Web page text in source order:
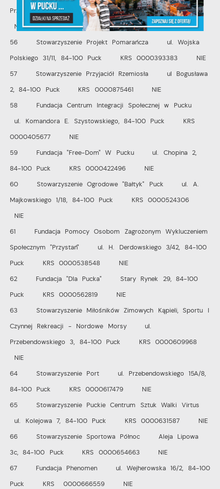
Przebendowskiego 12, 84-100 Puck KRS 0000389629
NIE
56 Stowarzyszenie Projekt Pomarańcza ul. Wojska
Polskiego 31/11, 84-100 Puck KRS 0000393383 NIE
57 Stowarzyszenie Przyjaciół Rzemiosła ul Bogusława
2, 84-100 Puck KRS 0000875461 NIE
58 Fundacja Centrum Integracji Społecznej w Pucku
ul. Komandora E. Szystowskiego, 84-100 Puck KRS
0000405677 NIE
59 Fundacja "Free-Dom" W Pucku ul. Chopina 2,
84-100 Puck KRS 0000422496 NIE
60 Stowarzyszenie Ogrodowe "Bałtyk" Puck ul. A.
Majkowskiego 1/18, 84-100 Puck KRS 0000524306
NIE
61 Fundacja Pomocy Osobom Zagrożonym Wykluczeniem
Społecznym "Przystań" ul. H. Derdowskiego 3/42, 84-100
Puck KRS 0000538548 NIE
62 Fundacja "Dla Pucka" Stary Rynek 29, 84-100
Puck KRS 0000562819 NIE
63 Stowarzyszenie Miłośników Zimowych Kąpieli, Sportu I
Czynnej Rekreacji - Nordowe Morsy ul.
Przebendowskiego 3, 84-100 Puck KRS 0000609968
NIE
64 Stowarzyszenie Port ul. Przebendowskiego 15A/8,
84-100 Puck KRS 0000617479 NIE
65 Stowarzyszenie Puckie Centrum Sztuk Walki Virtus
ul. Kolejowa 7, 84-100 Puck KRS 0000631587 NIE
66 Stowarzyszenie Sportowa Północ Aleja Lipowa
3c, 84-100 Puck KRS 0000654663 NIE
67 Fundacja Phenomen ul. Wejherowska 16/2, 84-100
Puck KRS 0000666559 NIE